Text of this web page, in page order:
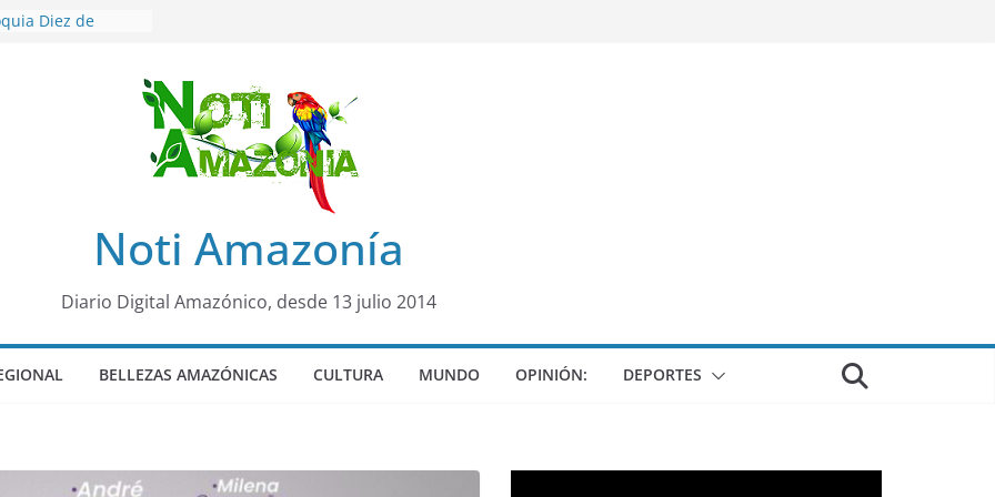
Diez de
sensación de
Colo de Chile
Noti Amazonía
Diario Digital Amazónico, desde 13 julio 2014
BELLEZAS AMAZÓNICAS CULTURA MUNDO OPINIÓN: DEPORTES